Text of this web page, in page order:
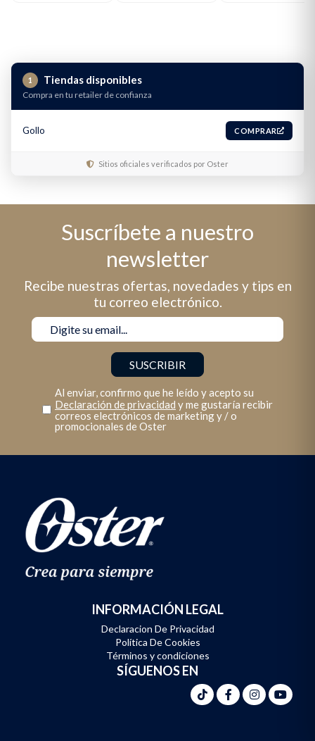
1 Tiendas disponibles
Compra en tu retailer de confianza
Gollo COMPRAR
Sitios oficiales verificados por Oster
Suscríbete a nuestro
newsletter
Recibe nuestras ofertas, novedades y tips en
tu correo electrónico.
Al enviar, confirmo que he leído y acepto su
Declaración de privacidad y me gustaría recibir
correos electrónicos de marketing y / o
promocionales de Oster
INFORMACIÓN LEGAL
Declaracion De Privacidad
Política De Cookies
Términos y condiciones
SÍGUENOS EN